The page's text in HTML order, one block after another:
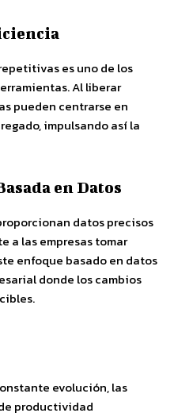
es uno de los
Al liberar
pueden centrarse en
impulsando así la
en Datos
datos precisos
a las empresas tomar
enfoque basado en datos
donde los cambios
evolución, las
productividad